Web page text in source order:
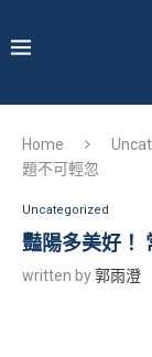
Home
題不可輕忽
Uncategorized
豔陽多美好！
written by郭雨澄